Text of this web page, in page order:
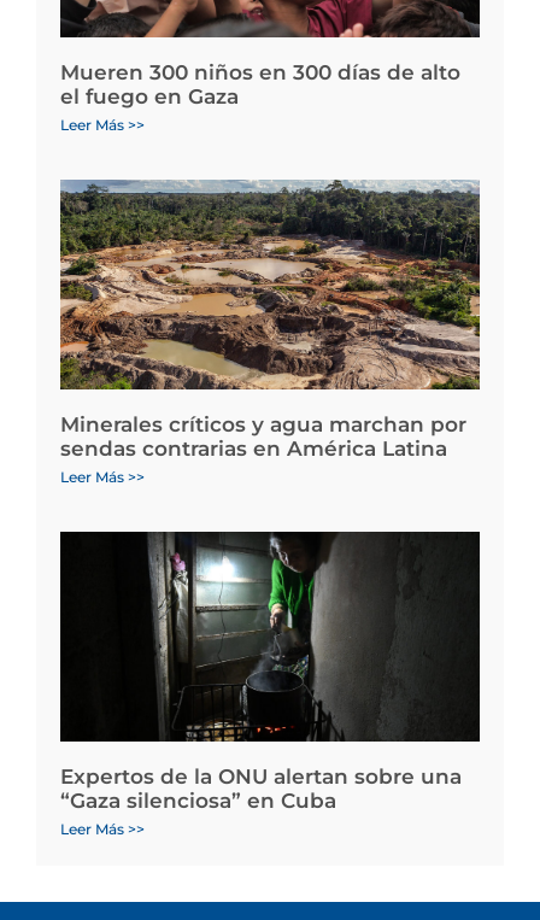
Mueren 300 niños en 300 días de alto
el fuego en Gaza
Leer Más >>
Minerales críticos y agua marchan por
sendas contrarias en América Latina
Leer Más >>
Expertos de la ONU alertan sobre una
“Gaza silenciosa” en Cuba
Leer Más >>